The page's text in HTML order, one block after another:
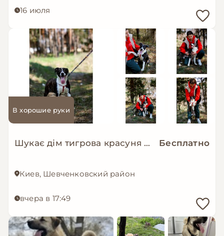
16 июля
В хорошие руки
Шукає дім тигрова красуня Зоряна! Бесплатно
Киев, Шевченковский район
вчера в 17:49